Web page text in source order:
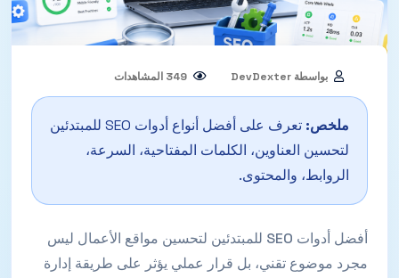
بواسطة DevDexter 349 المشاهدات
ملخص:
تعرف على أفضل أنواع أدوات SEO للمبتدئين
لتحسين العناوين، الكلمات المفتاحية، السرعة،
الروابط، والمحتوى.
أفضل أدوات SEO للمبتدئين لتحسين مواقع الأعمال ليس
مجرد موضوع تقني، بل قرار عملي يؤثر على طريقة إدارة